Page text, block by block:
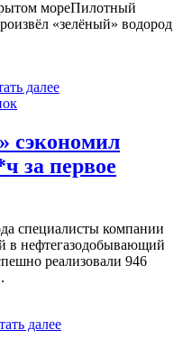
мореПилотный
«зелёный» водород
далее
сэкономил
за первое
специалисты компании
в нефтегазодобывающий
реализовали 946
далее